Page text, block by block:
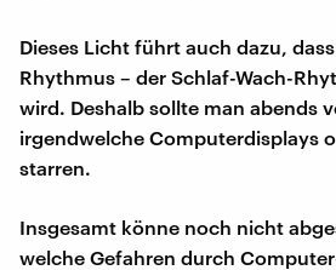
Dieses Licht führt auch dazu,
Rhythmus – der Schlaf-Wach-
wird. Deshalb sollte man abends
irgendwelche Computerdisplays
starren.
Insgesamt könne noch nicht
welche Gefahren durch